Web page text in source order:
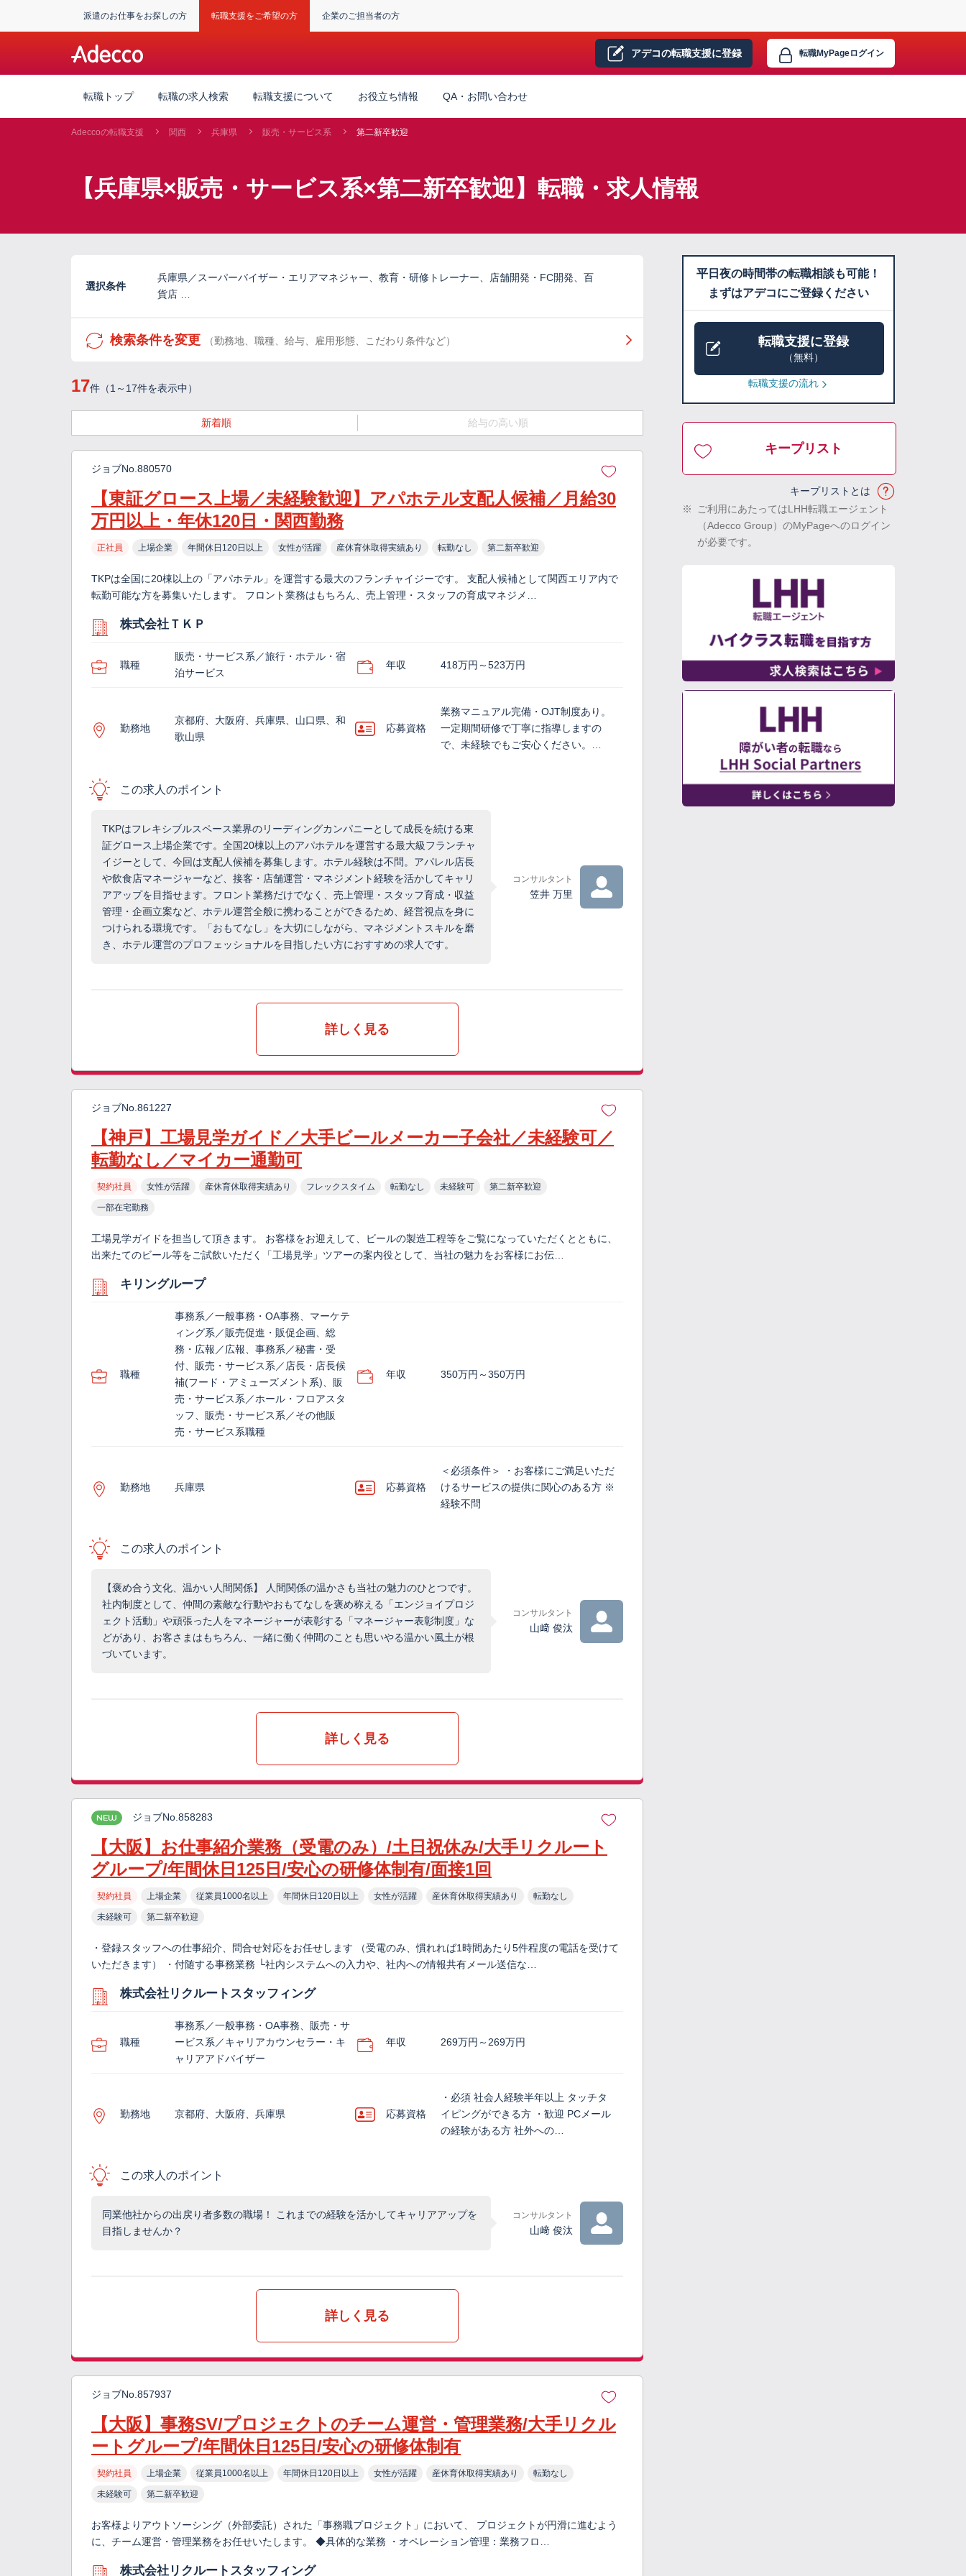
派遣のお仕事をお探しの方 転職支援をご希望の方 企業のご担当者の方
アデコの転職支援に登録 転職MyPageログイン
転職トップ 転職の求人検索 転職支援について お役立ち情報 QA・お問い合わせ
Adeccoの転職支援 関西 兵庫県 販売・サービス系 第二新卒歓迎
【兵庫県×販売・サービス系×第二新卒歓迎】転職・求人情報
選択条件
兵庫県／スーパーバイザー・エリアマネジャー、教育・研修トレーナー、店舗開発・FC開発、百
貨店 …
検索条件を変更 （勤務地、職種、給与、雇用形態、こだわり条件など）
17件（1～17件を表示中）
新着順 給与の高い順
ジョブNo.880570
【東証グロース上場／未経験歓迎】アパホテル支配人候補／月給30
万円以上・年休120日・関西勤務
正社員 上場企業 年間休日120日以上 女性が活躍 産休育休取得実績あり 転勤なし 第二新卒歓迎
TKPは全国に20棟以上の「アパホテル」を運営する最大のフランチャイジーです。 支配人候補として関西エリア内で
転勤可能な方を募集いたします。 フロント業務はもちろん、売上管理・スタッフの育成マネジメ…
株式会社ＴＫＰ
職種
販売・サービス系／旅行・ホテル・宿
泊サービス
年収 418万円～523万円
勤務地
京都府、大阪府、兵庫県、山口県、和
歌山県
応募資格
業務マニュアル完備・OJT制度あり。
一定期間研修で丁寧に指導しますの
で、未経験でもご安心ください。…
この求人のポイント
TKPはフレキシブルスペース業界のリーディングカンパニーとして成長を続ける東
証グロース上場企業です。全国20棟以上のアパホテルを運営する最大級フランチャ
イジーとして、今回は支配人候補を募集します。ホテル経験は不問。アパレル店長
や飲食店マネージャーなど、接客・店舗運営・マネジメント経験を活かしてキャリ
アアップを目指せます。フロント業務だけでなく、売上管理・スタッフ育成・収益
管理・企画立案など、ホテル運営全般に携わることができるため、経営視点を身に
つけられる環境です。「おもてなし」を大切にしながら、マネジメントスキルを磨
き、ホテル運営のプロフェッショナルを目指したい方におすすめの求人です。
コンサルタント
笠井 万里
詳しく見る
ジョブNo.861227
【神戸】工場見学ガイド／大手ビールメーカー子会社／未経験可／
転勤なし／マイカー通勤可
契約社員 女性が活躍 産休育休取得実績あり フレックスタイム 転勤なし 未経験可 第二新卒歓迎
一部在宅勤務
工場見学ガイドを担当して頂きます。 お客様をお迎えして、ビールの製造工程等をご覧になっていただくとともに、
出来たてのビール等をご試飲いただく「工場見学」ツアーの案内役として、当社の魅力をお客様にお伝…
キリングループ
職種
事務系／一般事務・OA事務、マーケテ
ィング系／販売促進・販促企画、総
務・広報／広報、事務系／秘書・受
付、販売・サービス系／店長・店長候
補(フード・アミューズメント系)、販
売・サービス系／ホール・フロアスタ
ッフ、販売・サービス系／その他販
売・サービス系職種
年収 350万円～350万円
勤務地 兵庫県 応募資格
＜必須条件＞ ・お客様にご満足いただ
けるサービスの提供に関心のある方 ※
経験不問
この求人のポイント
【褒め合う文化、温かい人間関係】 人間関係の温かさも当社の魅力のひとつです。
社内制度として、仲間の素敵な行動やおもてなしを褒め称える「エンジョイプロジ
ェクト活動」や頑張った人をマネージャーが表彰する「マネージャー表彰制度」な
どがあり、お客さまはもちろん、一緒に働く仲間のことも思いやる温かい風土が根
づいています。
コンサルタント
山﨑 俊汰
詳しく見る
NEW ジョブNo.858283
【大阪】お仕事紹介業務（受電のみ）/土日祝休み/大手リクルート
グループ/年間休日125日/安心の研修体制有/面接1回
契約社員 上場企業 従業員1000名以上 年間休日120日以上 女性が活躍 産休育休取得実績あり 転勤なし
未経験可 第二新卒歓迎
・登録スタッフへの仕事紹介、問合せ対応をお任せします （受電のみ、慣れれば1時間あたり5件程度の電話を受けて
いただきます） ・付随する事務業務 └社内システムへの入力や、社内への情報共有メール送信な…
株式会社リクルートスタッフィング
職種
事務系／一般事務・OA事務、販売・サ
ービス系／キャリアカウンセラー・キ
ャリアアドバイザー
年収 269万円～269万円
勤務地 京都府、大阪府、兵庫県 応募資格
・必須 社会人経験半年以上 タッチタ
イピングができる方 ・歓迎 PCメール
の経験がある方 社外への…
この求人のポイント
同業他社からの出戻り者多数の職場！ これまでの経験を活かしてキャリアアップを
目指しませんか？
コンサルタント
山﨑 俊汰
詳しく見る
ジョブNo.857937
【大阪】事務SV/プロジェクトのチーム運営・管理業務/大手リクル
ートグループ/年間休日125日/安心の研修体制有
契約社員 上場企業 従業員1000名以上 年間休日120日以上 女性が活躍 産休育休取得実績あり 転勤なし
未経験可 第二新卒歓迎
お客様よりアウトソーシング（外部委託）された「事務職プロジェクト」において、 プロジェクトが円滑に進むよう
に、チーム運営・管理業務をお任せいたします。 ◆具体的な業務 ・オペレーション管理：業務フロ…
株式会社リクルートスタッフィング
平日夜の時間帯の転職相談も可能！
まずはアデコにご登録ください
転職支援に登録
（無料）
転職支援の流れ
キープリスト
キープリストとは
※
ご利用にあたってはLHH転職エージェント
（Adecco Group）のMyPageへのログイン
が必要です。